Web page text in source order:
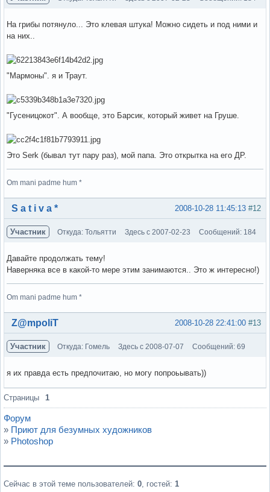
На грибы потянуло... Это клевая штука! Можно сидеть и под ними и
на них..
"Мармоны". я и Траут.
"Гусеницокот". А вообще, это Барсик, который живет на Груше.
Это Serk (бывал тут пару раз), мой папа. Это открытка на его ДР.
Om mani padme hum *
Вне форума #12
2008-10-28 11:45:13
S a t i v a *
Участник Откуда: Тольятти Здесь с 2007-02-23 Сообщений: 184
Давайте продолжать тему!
Наверняка все в какой-то мере этим занимаются.. Это ж интересно!)
Om mani padme hum *
Вне форума #13
2008-10-28 22:41:00
Z@mpoliT
Участник Откуда: Гомель Здесь с 2008-07-07 Сообщений: 69
я их правда есть предпочитаю, но могу попроьывать))
Вне форума
Страницы 1
Форум
» Приют для безумных художников
» Photoshop
Сейчас в этой теме пользователей: 0, гостей: 1